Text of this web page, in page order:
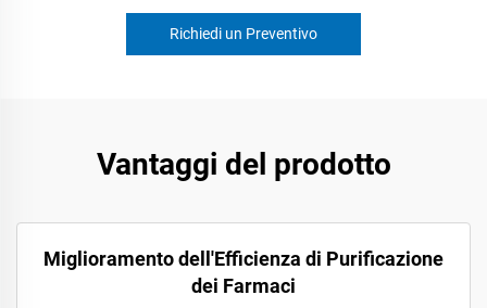
Richiedi un Preventivo
Vantaggi del prodotto
Miglioramento dell'Efficienza di Purificazione
dei Farmaci